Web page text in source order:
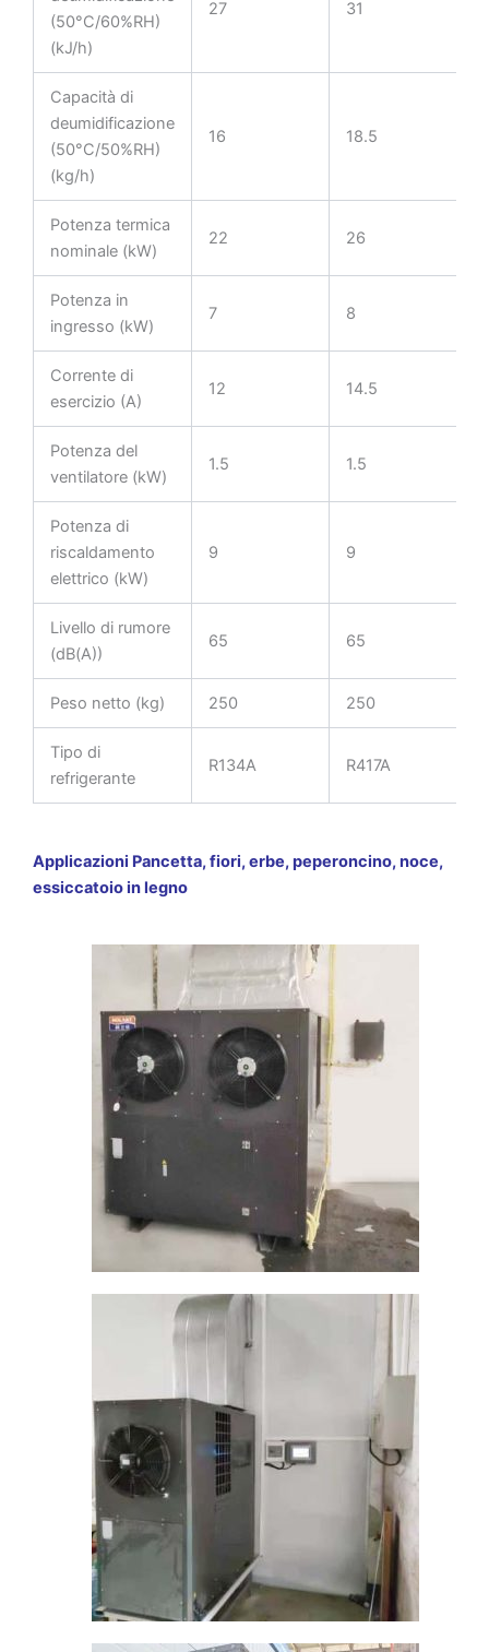
(50°C/60%RH)
(kJ/h)
27 31
Capacità di
deumidificazione
(50°C/50%RH)
(kg/h)
16 18.5
Potenza termica
nominale (kW)
22 26
Potenza in
ingresso (kW)
7 8
Corrente di
esercizio (A)
12 14.5
Potenza del
ventilatore (kW)
1.5 1.5
Potenza di
riscaldamento
elettrico (kW)
9 9
Livello di rumore
(dB(A))
65 65
Peso netto (kg) 250 250
Tipo di
refrigerante
R134A R417A
Applicazioni Pancetta, fiori, erbe, peperoncino, noce,
essiccatoio in legno